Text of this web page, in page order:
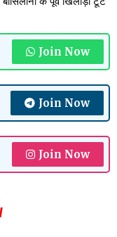
Join Now
Join Now
Join Now